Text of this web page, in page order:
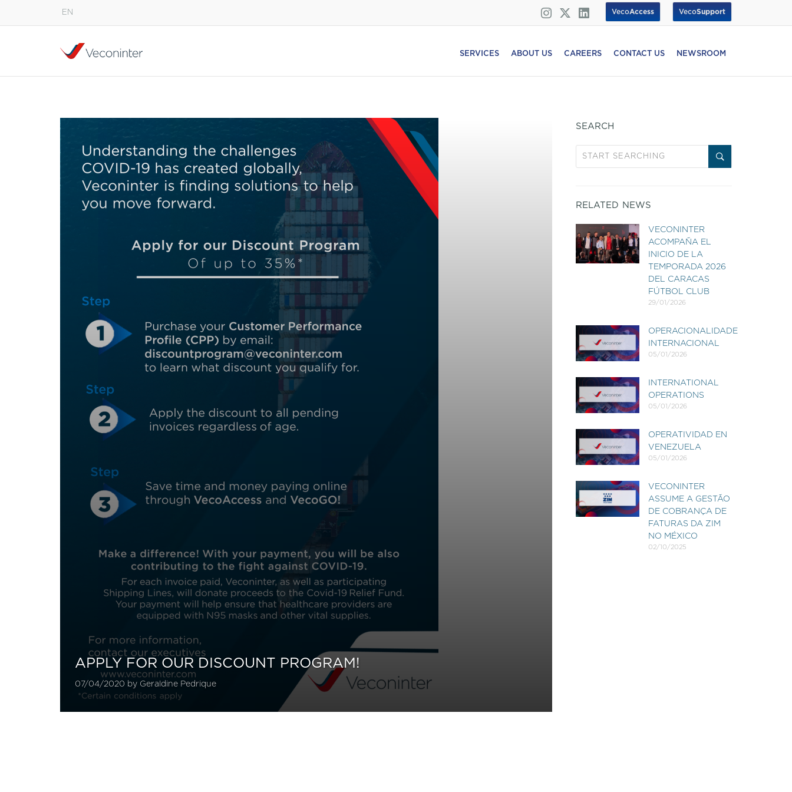
EN
Español
VecoSupport
VecoAccess
SERVICES ABOUT US CAREERS CONTACT US NEWSROOM
APPLY FOR OUR DISCOUNT PROGRAM!
07/04/2020 by Geraldine Pedrique
SEARCH
RELATED NEWS
VECONINTER
ACOMPAÑA EL
INICIO DE LA
TEMPORADA 2026
DEL CARACAS
FÚTBOL CLUB
29/01/2026
OPERACIONALIDADE
INTERNACIONAL
05/01/2026
INTERNATIONAL
OPERATIONS
05/01/2026
OPERATIVIDAD EN
VENEZUELA
05/01/2026
VECONINTER
ASSUME A GESTÃO
DE COBRANÇA DE
FATURAS DA ZIM
NO MÉXICO
02/10/2025